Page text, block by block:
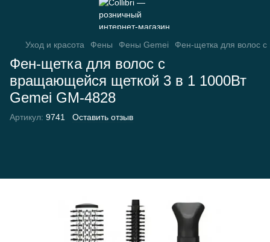
Уход и красота Фены Фены Gemei Фен-щетка для волос
Фен-щетка для волос с
вращающейся щеткой 3 в 1 1000Вт
Gemei GM-4828
Артикул: 9741 Оставить отзыв